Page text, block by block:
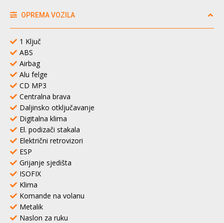
OPREMA VOZILA
1 Ključ
ABS
Airbag
Alu felge
CD MP3
Centralna brava
Daljinsko otključavanje
Digitalna klima
El. podizači stakala
Električni retrovizori
ESP
Grijanje sjedišta
ISOFIX
Klima
Komande na volanu
Metalik
Naslon za ruku